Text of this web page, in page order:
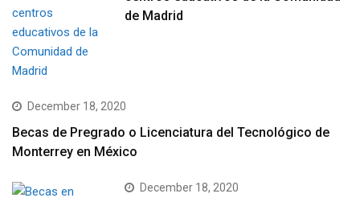
de Madrid
December 18, 2020
Becas de Pregrado o Licenciatura del Tecnológico de
Monterrey en México
December 18, 2020